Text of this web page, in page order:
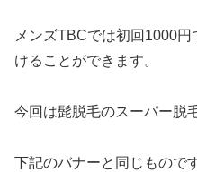
メンズTBCでは初回1000
けることができます。
今回は髭脱毛のスーパー脱
下記のバナーと同じものです